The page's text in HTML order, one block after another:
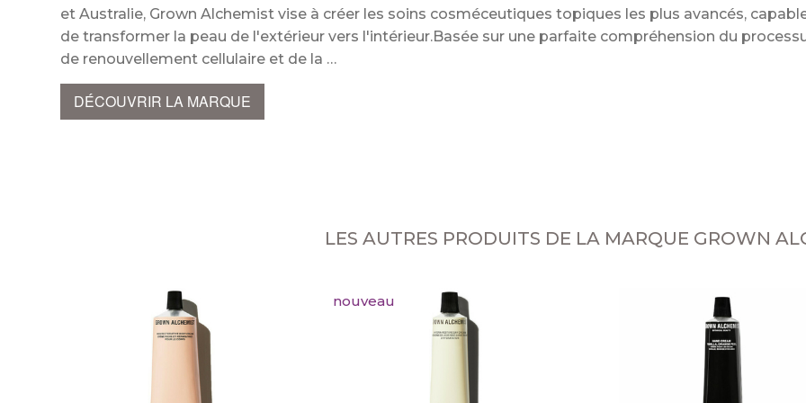
et Australie, Grown Alchemist vise à créer les soins cosméceutiques topiques les plus avancés,
de transformer la peau de l'extérieur vers l'intérieur.Basée sur une parfaite compréhension du
de renouvellement cellulaire et de la
DÉCOUVRIR LA MARQUE
LES AUTRES PRODUITS DE LA MARQUE GROWN
nouveau